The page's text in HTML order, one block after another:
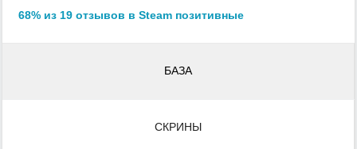
68% из 19 отзывов в Steam позитивные
БАЗА
СКРИНЫ